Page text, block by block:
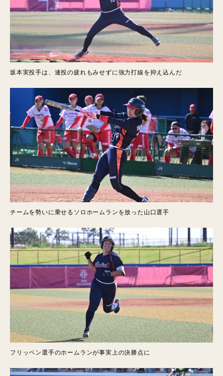
坂本実投手は、連投の疲れもみせずに強力打線を抑え込んだ
チームを勢いに乗せるソロホームランを放った山口選手
フリッペン選手のホームランが事実上の決勝点に